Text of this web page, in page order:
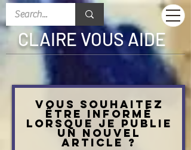
CLAIRE VOUS AIDE
Vous souhaitez
être informé
lorsque je publie
un nouvel
article ?